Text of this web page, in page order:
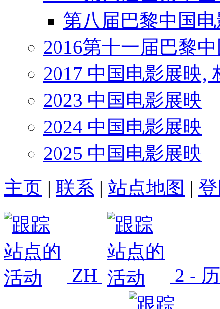
第八届巴黎中国
2016第十一届巴黎
2017 中国电影展映,
2023 中国电影展映
2024 中国电影展映
2025 中国电影展映
主页 | 联系 | 站点地图 |
ZH 2 -